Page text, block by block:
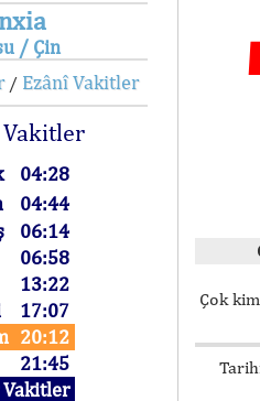
/ Çin
/ Ezânî Vakitler
Vakitler
04:28
04:44
06:14
06:58
13:22
17:07
20:12
21:45
Vakitler
Çok